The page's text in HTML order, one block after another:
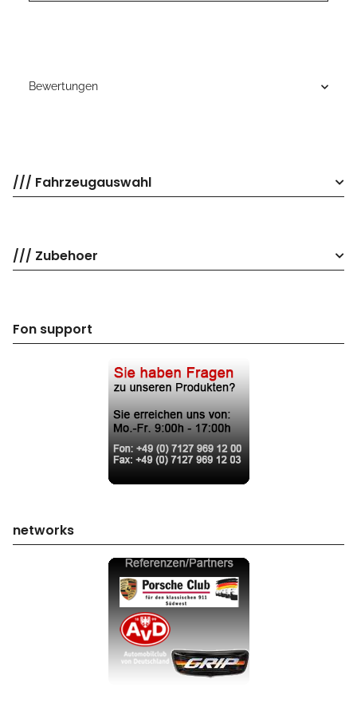
Bewertungen
/// Fahrzeugauswahl
/// Zubehoer
Fon support
networks